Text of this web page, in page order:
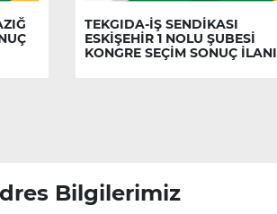
TEKGIDA-İŞ SENDİKASI
ESKİŞEHİR 1 NOLU ŞUBESİ
KONGRE SEÇİM SONUÇ İLANI
Bilgilerimiz